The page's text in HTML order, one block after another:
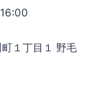
１丁目１ 野毛